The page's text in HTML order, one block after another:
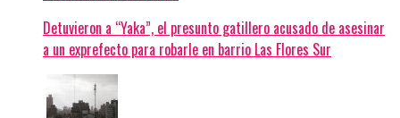
Detuvieron a “Yaka”, el presunto gatillero acusado de asesinar
a un exprefecto para robarle en barrio Las Flores Sur